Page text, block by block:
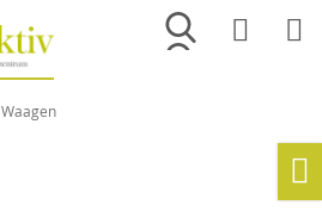
Merkliste
Waagen